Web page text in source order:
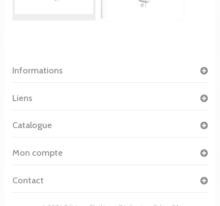
Informations
Liens
Catalogue
Mon compte
Contact